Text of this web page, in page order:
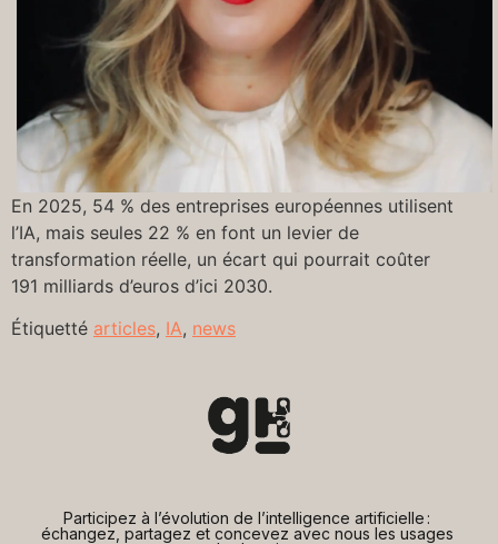
En 2025, 54 % des entreprises européennes utilisent
l’IA, mais seules 22 % en font un levier de
transformation réelle, un écart qui pourrait coûter
191 milliards d’euros d’ici 2030.
Étiquetté articles, IA, news
Participez à l’évolution de l’intelligence artificielle :
échangez, partagez et concevez avec nous les usages